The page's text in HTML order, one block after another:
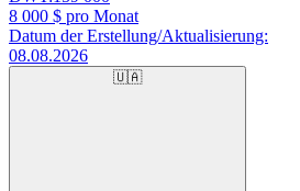
8 000 $ pro Monat
Datum der Erstellung/Aktualisierung:
08.08.2026
🇺🇦